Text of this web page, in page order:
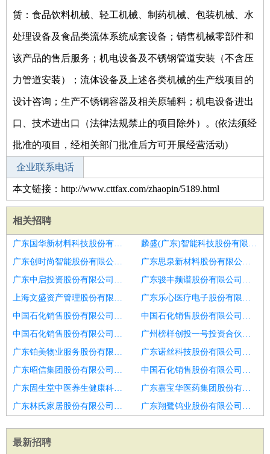
赁：食品饮料机械、轻工机械、制药机械、包装机械、水
处理设备及食品类流体系统成套设备；销售机械零部件和
该产品的售后服务；机电设备及不锈钢管道安装（不含压
力管道安装）；流体设备及上述各类机械的生产线项目的
设计咨询；生产不锈钢容器及相关原辅料；机电设备进出
口、技术进出口（法律法规禁止的项目除外）。(依法须经
批准的项目，经相关部门批准后方可开展经营活动)
企业联系电话
本文链接：http://www.cttfax.com/zhaopin/5189.html
相关招聘
广东国华新材料科技股份有限公司招聘电工
麟盛(广东)智能科技股份有限公司招聘电工
广东创时尚智能股份有限公司招聘电工兼机修
广东思泉新材料股份有限公司深圳分公司招聘诚招电工待遇好
广东中启投资股份有限公司招聘潍坊市招聘酒店电工1人
广东骏丰频谱股份有限公司水电经营部招聘盐城型集团二级机电多本
上海文盛资产管理股份有限公司广东分公司招聘泰安市招聘电工6
广东乐心医疗电子股份有限公司东利分公司招聘户用光伏开发经理
中国石化销售股份有限公司广东东莞谢岗物资供销加油站招聘电工
中国石化销售股份有限公司广东湛江大埠加油站招聘菏泽市招聘电工
中国石化销售股份有限公司广东汕尾海丰东升加油站招聘运行电工
广州榜样创投一号投资合伙企业(有限合伙)招聘急招电工包食宿
广东铂美物业服务股份有限公司眉山分公司招聘装配电工
广东诺丝科技股份有限公司招聘电工
广东昭信集团股份有限公司招聘电工
中国石化销售股份有限公司广东梅州兴宁石油分公司招聘水电技术员
广东固生堂中医养生健康科技股份有限公司招聘电工
广东嘉宝华医药集团股份有限公司招聘电工
广东林氏家居股份有限公司招聘高压运行电工班长
广东翔鹭钨业股份有限公司凤泉湖高新区分公司招聘酒店水电工程
最新招聘